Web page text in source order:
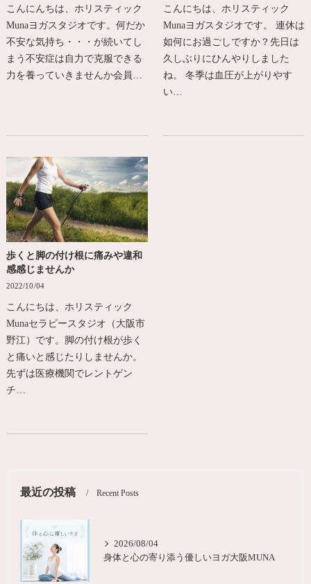
こんにんちは、ホリスティック
Munaヨガスタジオです。何だか
不安な気持ち・・・が続いてし
まう不安症は自力で克服できる
力を養っていきませんか会員…
こんにちは、ホリスティック
Munaヨガスタジオです。 連休は
如何にお過ごしですか？先日は
久しぶりにひんやりしました
ね。 冬季は血圧が上がりやす
い…
歩くと脚の付け根に痛みや違和
感感じませんか
2022/10/04
こんにちは、ホリスティック
Munaセラピースタジオ（大阪市
野江）です。脚の付け根が歩く
と痛いと感じたりしませんか。
先ずは医療機関でレントゲン
チ…
最近の投稿 Recent Posts
2026/08/04
身体と心の寄り添う優しいヨガ大阪MUNA